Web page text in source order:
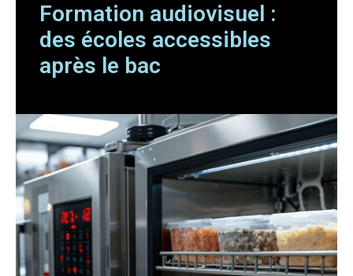
Formation audiovisuel :
des écoles accessibles
après le bac